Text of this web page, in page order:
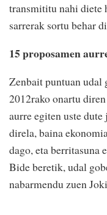
transmititu nahi diete
sarrerak sortu behar
15 proposamen
Zenbait puntuan udal
2012rako onartu
aurre egiten uste
direla, baina
dago, eta berritasuna
Bide beretik, udal
nabarmendu zuen